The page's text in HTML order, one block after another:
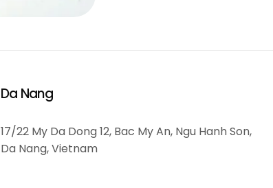
Da Nang
17/22 My Da Dong 12, Bac My An, Ngu Hanh Son,
Da Nang, Vietnam